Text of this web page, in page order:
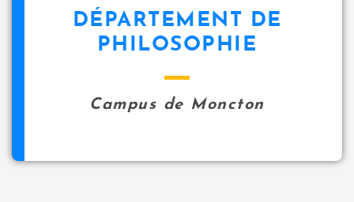
DÉPARTEMENT DE
PHILOSOPHIE
Campus de Moncton